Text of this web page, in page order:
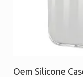
Oem Silicone